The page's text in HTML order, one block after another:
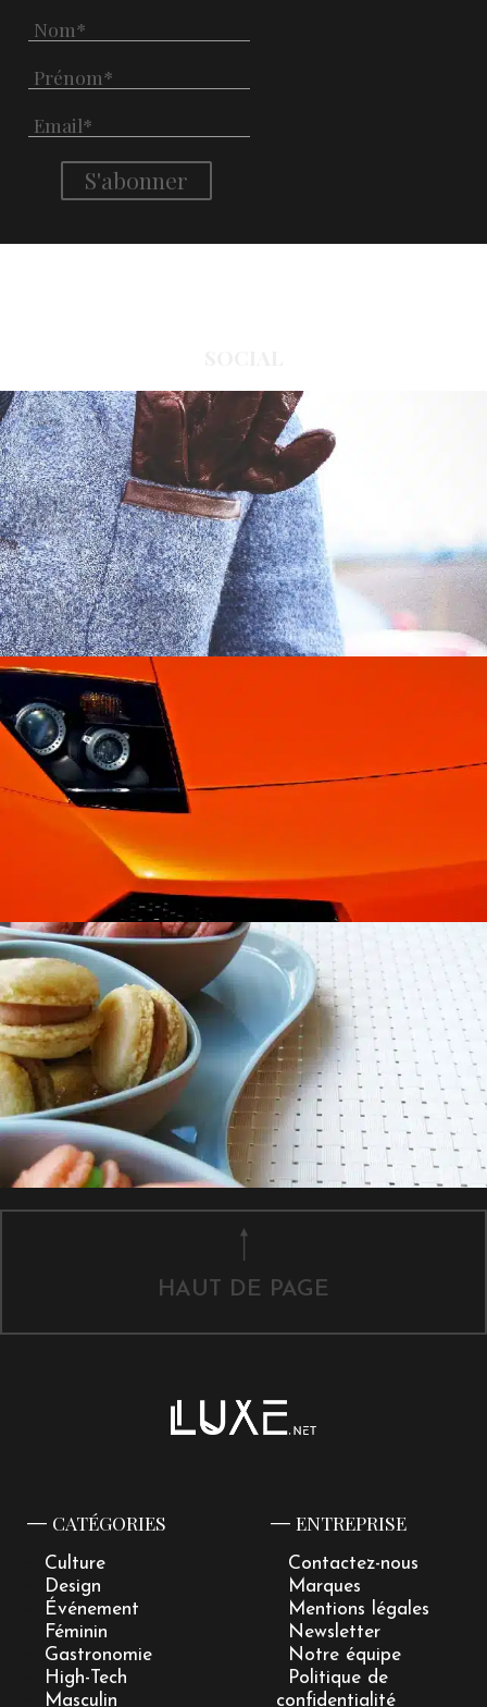
HAUT DE PAGE
CATÉGORIES
Culture
Design
Événement
Féminin
Gastronomie
High-Tech
Masculin
ENTREPRISE
Contactez-nous
Marques
Mentions légales
Newsletter
Notre équipe
Politique de
confidentialité